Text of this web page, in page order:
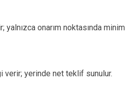
onarım noktasında
verir; yerinde net teklif sunulur.